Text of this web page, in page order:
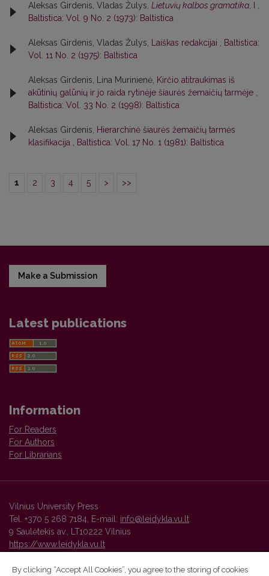
Aleksas Girdenis, Vladas Žulys, Lietuvių kalbos gramatika, I ,
Baltistica: Vol. 9 No. 2 (1973): Baltistica
Aleksas Girdenis, Vladas Žulys, Laiškas redakcijai , Baltistica:
Vol. 11 No. 2 (1975): Baltistica
Aleksas Girdenis, Lina Murinienė, Kirčio atitraukimas iš
akūtinių galūnių ir jo raida rytinėje šiaurės žemaičių tarmėje ,
Baltistica: Vol. 33 No. 2 (1998): Baltistica
Aleksas Girdenis, Hierarchinė šiaurės žemaičių tarmės
klasifikacija , Baltistica: Vol. 17 No. 1 (1981): Baltistica
1 2 3 4 5 > >>
Make a Submission
Latest publications
Information
For Readers
For Authors
For Librarians
Vilnius University Press
Tel. +370 5 268 7184, E-mail: info@leidykla.vu.lt
9 Saulėtekis av., LT10222 Vilnius
https://www.leidykla.vu.lt
By clicking “Accept All Cookies”, you agree to the storing of cookies